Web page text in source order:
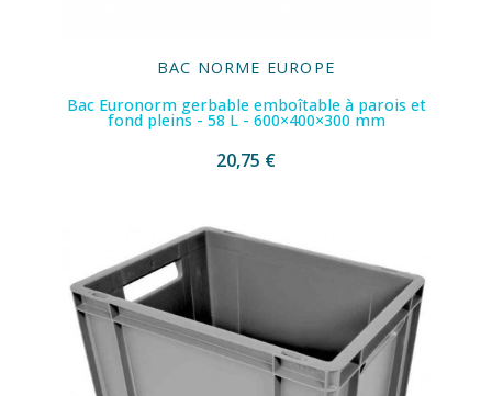
BAC NORME EUROPE
Bac Euronorm gerbable emboîtable à parois et
fond pleins - 58 L - 600×400×300 mm
20,75 €